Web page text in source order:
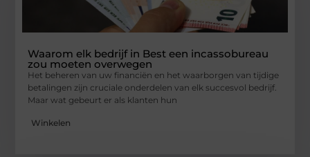
Waarom elk bedrijf in Best een incassobureau
zou moeten overwegen
Het beheren van uw financiën en het waarborgen van tijdige
betalingen zijn cruciale onderdelen van elk succesvol bedrijf.
Maar wat gebeurt er als klanten hun
Winkelen